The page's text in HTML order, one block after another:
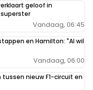
geloof in
Vandaag, 06:45
en Hamilton: "Al wil
Vandaag, 06:00
nieuw F1-circuit en